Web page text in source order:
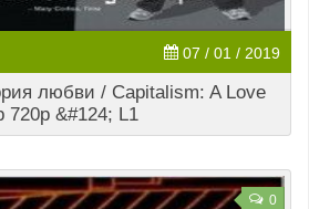
07 / 01 / 2019
любви / Capitalism: A Love
720p &#124; L1
0